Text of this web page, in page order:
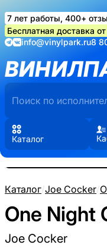
7 лет работы, 400+
Бесплатная доставка
info@vinylpark.ru8
Каталог
Каталог/Joe Cocker/
One Night
Joe Cocker
Реальные фото
Нажмите, чтобы